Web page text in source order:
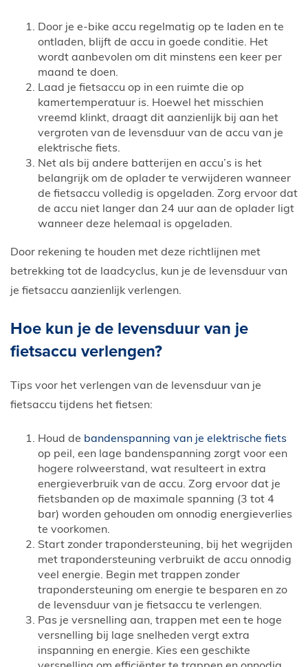
Door je e-bike accu regelmatig op te laden en te
ontladen, blijft de accu in goede conditie. Het
wordt aanbevolen om dit minstens een keer per
maand te doen.
Laad je fietsaccu op in een ruimte die op
kamertemperatuur is. Hoewel het misschien
vreemd klinkt, draagt dit aanzienlijk bij aan het
vergroten van de levensduur van de accu van je
elektrische fiets.
Net als bij andere batterijen en accu’s is het
belangrijk om de oplader te verwijderen wanneer
de fietsaccu volledig is opgeladen. Zorg ervoor dat
de accu niet langer dan 24 uur aan de oplader ligt
wanneer deze helemaal is opgeladen.
Door rekening te houden met deze richtlijnen met
betrekking tot de laadcyclus, kun je de levensduur van
je fietsaccu aanzienlijk verlengen.
Hoe kun je de levensduur van je
fietsaccu verlengen?
Tips voor het verlengen van de levensduur van je
fietsaccu tijdens het fietsen:
Houd de bandenspanning van je elektrische fiets
op peil, een lage bandenspanning zorgt voor een
hogere rolweerstand, wat resulteert in extra
energieverbruik van de accu. Zorg ervoor dat je
fietsbanden op de maximale spanning (3 tot 4
bar) worden gehouden om onnodig energieverlies
te voorkomen.
Start zonder trapondersteuning, bij het wegrijden
met trapondersteuning verbruikt de accu onnodig
veel energie. Begin met trappen zonder
trapondersteuning om energie te besparen en zo
de levensduur van je fietsaccu te verlengen.
Pas je versnelling aan, trappen met een te hoge
versnelling bij lage snelheden vergt extra
inspanning en energie. Kies een geschikte